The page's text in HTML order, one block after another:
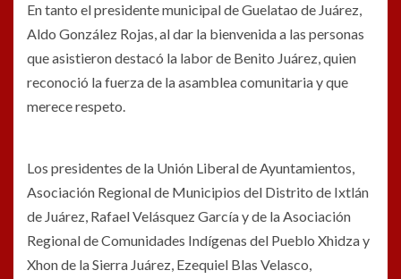
En tanto el presidente municipal de Guelatao de Juárez,
Aldo González Rojas, al dar la bienvenida a las personas
que asistieron destacó la labor de Benito Juárez, quien
reconoció la fuerza de la asamblea comunitaria y que
merece respeto.
Los presidentes de la Unión Liberal de Ayuntamientos,
Asociación Regional de Municipios del Distrito de Ixtlán
de Juárez, Rafael Velásquez García y de la Asociación
Regional de Comunidades Indígenas del Pueblo Xhidza y
Xhon de la Sierra Juárez, Ezequiel Blas Velasco,